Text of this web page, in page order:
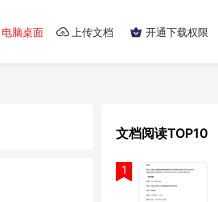
电脑桌面 上传文档 开通下载权限
文档阅读TOP10
1